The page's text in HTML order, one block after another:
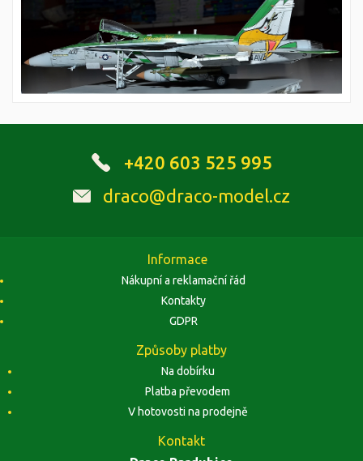
+420 603 525 995
draco@draco-model.cz
Informace
Nákupní a reklamační řád
Kontakty
GDPR
Způsoby platby
Na dobírku
Platba převodem
V hotovosti na prodejně
Kontakt